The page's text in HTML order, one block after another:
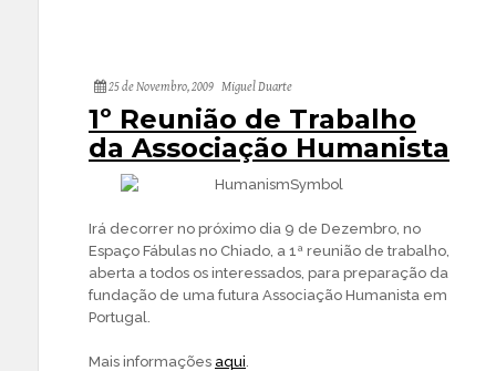
25 de Novembro, 2009 Miguel Duarte
1º Reunião de Trabalho
da Associação Humanista
Irá decorrer no próximo dia 9 de Dezembro, no
Espaço Fábulas no Chiado, a 1ª reunião de trabalho,
aberta a todos os interessados, para preparação da
fundação de uma futura Associação Humanista em
Portugal.
Mais informações aqui.